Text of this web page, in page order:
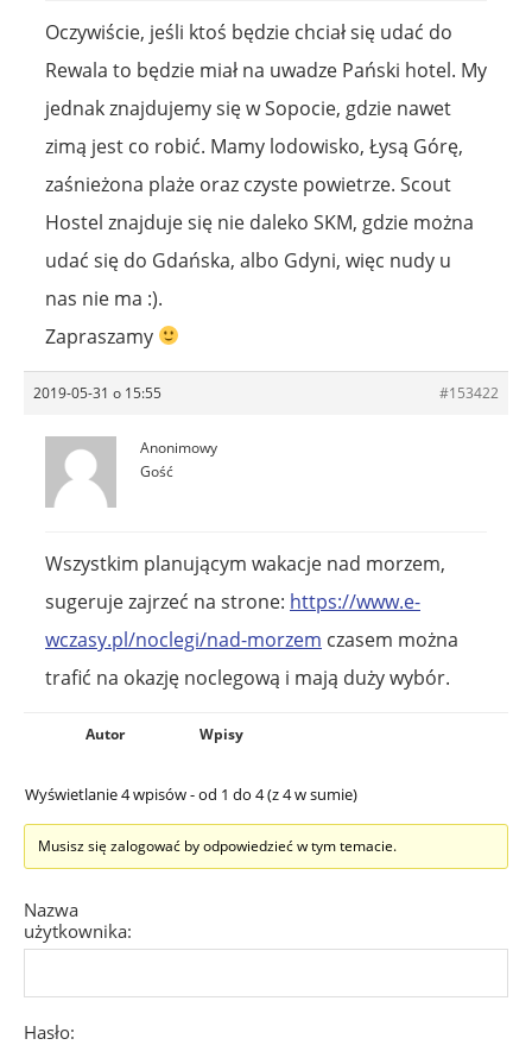
Oczywiście, jeśli ktoś będzie chciał się udać do
Rewala to będzie miał na uwadze Pański hotel. My
jednak znajdujemy się w Sopocie, gdzie nawet
zimą jest co robić. Mamy lodowisko, Łysą Górę,
zaśnieżona plaże oraz czyste powietrze. Scout
Hostel znajduje się nie daleko SKM, gdzie można
udać się do Gdańska, albo Gdyni, więc nudy u
nas nie ma :).
Zapraszamy
2019-05-31 o 15:55 #153422
Anonimowy
Gość
Wszystkim planującym wakacje nad morzem,
sugeruje zajrzeć na strone: https://www.e-
wczasy.pl/noclegi/nad-morzem czasem można
trafić na okazję noclegową i mają duży wybór.
Autor Wpisy
Wyświetlanie 4 wpisów - od 1 do 4 (z 4 w sumie)
Musisz się zalogować by odpowiedzieć w tym temacie.
Nazwa
użytkownika:
Hasło: